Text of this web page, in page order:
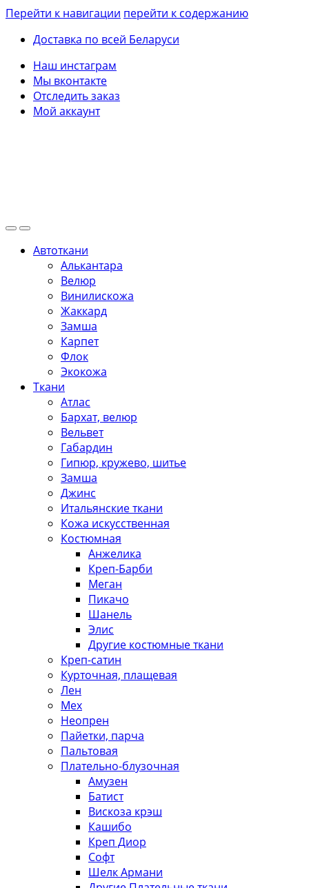
Перейти к навигации перейти к содержанию
Доставка по всей Беларуси
Наш инстаграм
Мы вконтакте
Отследить заказ
Мой аккаунт
Автоткани
Алькантара
Велюр
Винилискожа
Жаккард
Замша
Карпет
Флок
Экокожа
Ткани
Атлас
Бархат, велюр
Вельвет
Габардин
Гипюр, кружево, шитье
Замша
Джинс
Итальянские ткани
Кожа искусственная
Костюмная
Анжелика
Креп-Барби
Меган
Пикачо
Шанель
Элис
Другие костюмные ткани
Креп-сатин
Курточная, плащевая
Лен
Мех
Неопрен
Пайетки, парча
Пальтовая
Плательно-блузочная
Амузен
Батист
Вискоза крэш
Кашибо
Креп Диор
Софт
Шелк Армани